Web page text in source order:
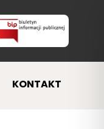
KONTAKT